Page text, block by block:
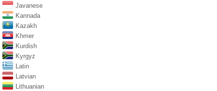
Javanese
Kannada
Kazakh
Khmer
Kurdish
Kyrgyz
Latin
Latvian
Lithuanian